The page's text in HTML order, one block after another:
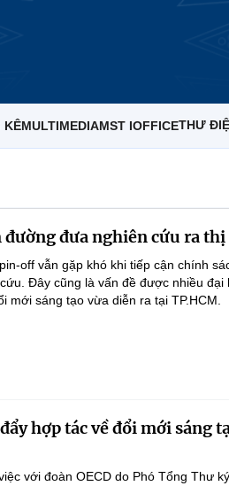
KÊMULTIMEDIAMST IOFFICETHƯ
đường đưa nghiên cứu ra
off vẫn gặp khó khi tiếp cận chính
Đây cũng là vấn đề được nhiều đại
sáng tạo vừa diễn ra tại TP.HCM.
hợp tác về đổi mới sáng
với đoàn OECD do Phó Tổng Thư